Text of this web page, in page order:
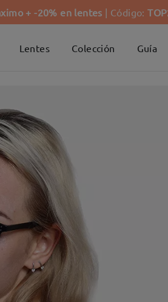
+ -20% en lentes | Código:
Lentes Colección Guía